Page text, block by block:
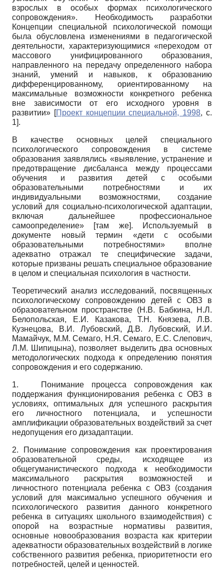
взрослых в особых формах психологического
сопровождения». Необходимость разработки
Концепции специальной психологической помощи
была обусловлена изменениями в педагогической
деятельности, характеризующимися «переходом от
массового унифицированного образования,
направленного на передачу определенного набора
знаний, умений и навыков, к образованию
дифференцированному, ориентированному на
максимальные возможности конкретного ребенка
вне зависимости от его исходного уровня в
развитии» [Проект концепции специальной, 1998, с.
1].
В качестве основных целей специального
психологического сопровождения в системе
образования заявлялись «выявление, устранение и
предотвращение дисбаланса между процессами
обучения и развития детей с особыми
образовательными потребностями и их
индивидуальными возможностями, создание
условий для социально-психологической адаптации,
включая дальнейшее
профессиональное
самоопределение» [там же]. Используемый в
документе новый термин «дети с особыми
образовательными потребностями» вполне
адекватно отражал те специфические задачи,
которые призваны решать специальное образование
в целом и специальная психология в частности.
Теоретический анализ исследований, посвященных
психологическому сопровождению детей с ОВЗ в
образовательном пространстве (Н.В. Бабкина, Н.Л.
Белопольская, Е.И. Казакова, Т.Н. Князева, Л.В.
Кузнецова, В.И. Лубовский, Д.В. Лубовский, И.И.
Мамайчук, М.М. Семаго, Н.Я. Семаго, Е.С. Слепович,
Л.М. Шипицына), позволяет выделить два основных
методологических подхода к определению понятия
сопровождения и его содержанию.
1. Понимание процесса сопровождения как
поддержания функционирования ребенка с ОВЗ в
условиях, оптимальных для успешного раскрытия
его личностного потенциала, и успешности
амплификации образовательных воздействий за счет
недопущения его дизадаптации.
2. Понимание сопровождения как проектирования
образовательной среды, исходящее из
общегуманистического подхода к необходимости
максимального раскрытия возможностей и
личностного потенциала ребенка с ОВЗ (создания
условий для максимально успешного обучения и
психологического развития данного конкретного
ребенка в ситуациях школьного взаимодействия) с
опорой на возрастные нормативы развития,
основные новообразования возраста как критерии
адекватности образовательных воздействий в логике
собственного развития ребенка, приоритетности его
потребностей, целей и ценностей.